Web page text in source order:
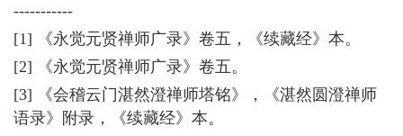
-----------
[1] 《永觉元贤禅师广录》卷五，《续藏经》本。
[2] 《永觉元贤禅师广录》卷五。
[3] 《会稽云门湛然澄禅师塔铭》，《湛然圆澄禅师
语录》附录，《续藏经》本。